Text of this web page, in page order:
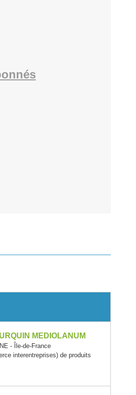
MEDIOLANUM
- Île-de-France
interentreprises) de produits